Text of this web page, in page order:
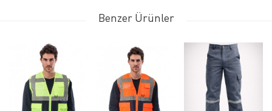
Benzer Ürünler